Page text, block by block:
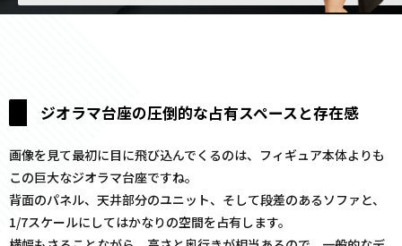
ジオラマ台座の圧倒的な占有スペースと存在感
画像を見て最初に目に飛び込んでくるのは、フィギュア本体よりも
この巨大なジオラマ台座ですね。
背面のパネル、天井部分のユニット、そして段差のあるソファと、
1/7スケールにしてはかなりの空間を占有します。